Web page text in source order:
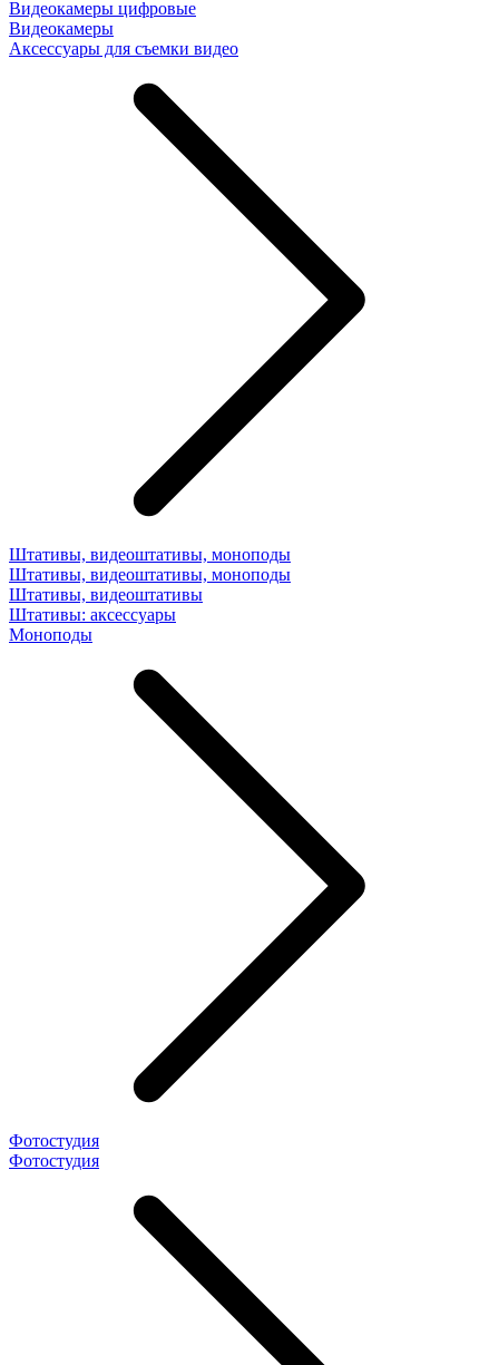
Видеокамеры цифровые
Видеокамеры
Аксессуары для съемки видео
Штативы, видеоштативы, моноподы
Штативы, видеоштативы, моноподы
Штативы, видеоштативы
Штативы: аксессуары
Моноподы
Фотостудия
Фотостудия